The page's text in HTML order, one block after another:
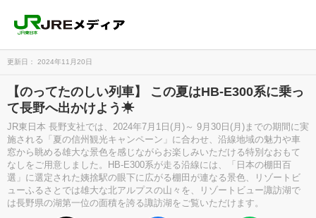
更新日： 2024年11月20日
【のってたのしい列車】 この夏はHB-E300系に乗っ
て長野へ出かけよう☀
JR東日本 長野支社では、2024年7月1日(月)～ 9月30日(月)までの期間に実
施される「夏の信州観光キャンペーン」に合わせ、沿線地域の魅力や車
窓から眺める雄大な景色を感じながらお楽しみいただける特別なおもて
なしをご用意しました。HB-E300系が走る沿線には、「日本の棚田百
選」に選定された姨捨駅の眼下に広がる棚田が連なる景色、リゾートビ
ューふるさとでは雄大な北アルプスの山々を、リゾートビュー諏訪湖で
は長野県の湖第一位の面積を誇る諏訪湖をご覧いただけます。